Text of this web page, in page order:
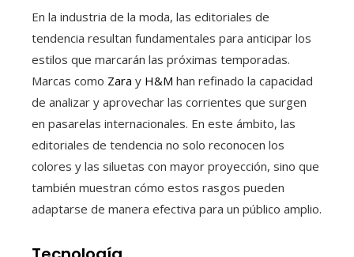
En la industria de la moda, las editoriales de
tendencia resultan fundamentales para anticipar los
estilos que marcarán las próximas temporadas.
Marcas como Zara y H&M han refinado la capacidad
de analizar y aprovechar las corrientes que surgen
en pasarelas internacionales. En este ámbito, las
editoriales de tendencia no solo reconocen los
colores y las siluetas con mayor proyección, sino que
también muestran cómo estos rasgos pueden
adaptarse de manera efectiva para un público amplio.